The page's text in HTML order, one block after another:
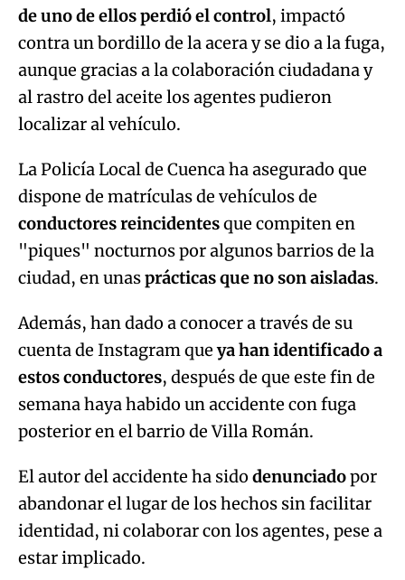
de uno de ellos perdió el control, impactó
contra un bordillo de la acera y se dio a la fuga,
aunque gracias a la colaboración ciudadana y
al rastro del aceite los agentes pudieron
localizar al vehículo.
La Policía Local de Cuenca ha asegurado que
dispone de matrículas de vehículos de
conductores reincidentesque compiten en
"piques" nocturnos por algunos barrios de la
ciudad, en unasprácticas que no son aisladas.
Además, han dado a conocer a través de su
cuenta de Instagram queya han identificado a
estos conductores, después de que este fin de
semana haya habido un accidente con fuga
posterior en el barrio de Villa Román.
El autor del accidente ha sido denunciadopor
abandonar el lugar de los hechos sin facilitar
identidad, ni colaborar con los agentes, pese a
estar implicado.